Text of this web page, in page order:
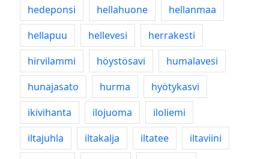
hedeponsi
hellahuone
hellanmaa
hellapuu
hellevesi
herrakesti
hirvilammi
höystösavi
humalavesi
hunajasato
hurma
hyötykasvi
ikivihanta
ilojuoma
iloliemi
iltajuhla
iltakalja iltatee
iltaviini